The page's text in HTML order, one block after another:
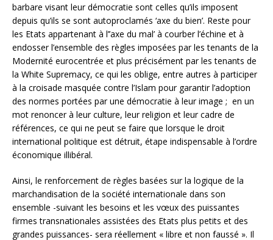
barbare visant leur démocratie sont celles qu’ils imposent
depuis qu’ils se sont autoproclamés ‘axe du bien’. Reste pour
les Etats appartenant à l’’axe du mal’ à courber l’échine et à
endosser l’ensemble des règles imposées par les tenants de la
Modernité eurocentrée et plus précisément par les tenants de
la White Supremacy, ce qui les oblige, entre autres à participer
à la croisade masquée contre l’Islam pour garantir l’adoption
des normes portées par une démocratie à leur image ; en un
mot renoncer à leur culture, leur religion et leur cadre de
références, ce qui ne peut se faire que lorsque le droit
international politique est détruit, étape indispensable à l’ordre
économique illibéral.
Ainsi, le renforcement de règles basées sur la logique de la
marchandisation de la société internationale dans son
ensemble -suivant les besoins et les vœux des puissantes
firmes transnationales assistées des Etats plus petits et des
grandes puissances- sera réellement « libre et non faussé ». Il